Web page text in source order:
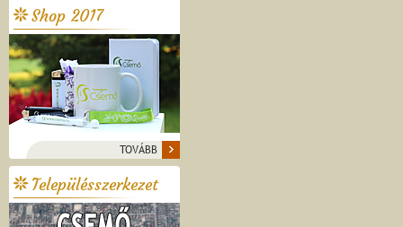
Shop 2017
TOVÁBB
Településszerkezet